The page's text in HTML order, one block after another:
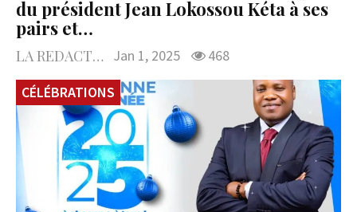
du président Jean Lokossou Kéta à ses
pairs et…
LA REDACTION Jan 1, 2025
468
CÉLÉBRATIONS